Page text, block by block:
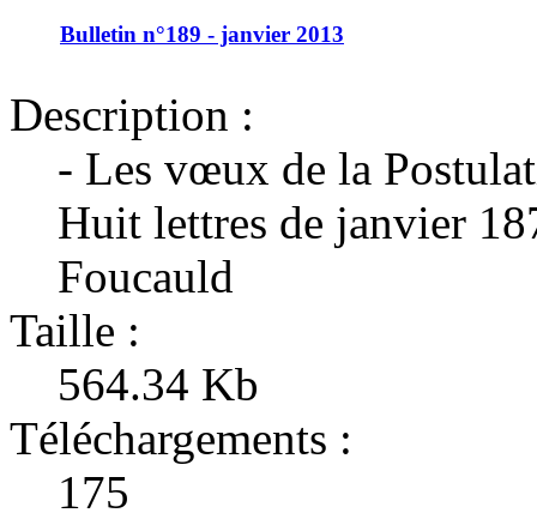
Bulletin n°189 - janvier 2013
Description :
- Les vœux de la
Huit lettres de janvier
Foucauld
Taille :
564.34 Kb
Téléchargements :
175